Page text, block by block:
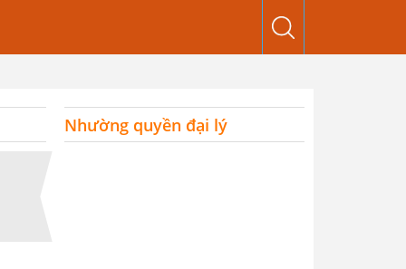
Nhường quyền đại lý